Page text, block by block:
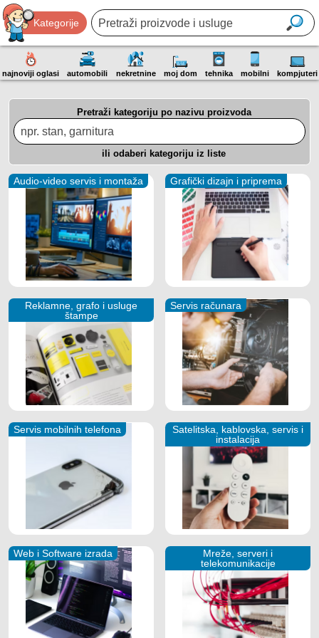
Kategorije
najnoviji oglasi automobili nekretnine moj dom tehnika mobilni kompjuteri
Pretraži kategoriju po nazivu proizvoda
ili odaberi kategoriju iz liste
Audio-video servis i montaža Grafički dizajn i priprema
Reklamne, grafo i usluge
štampe
Servis računara
Servis mobilnih telefona
Satelitska, kablovska, servis i
instalacija
Web i Software izrada
Mreže, serveri i
telekomunikacije